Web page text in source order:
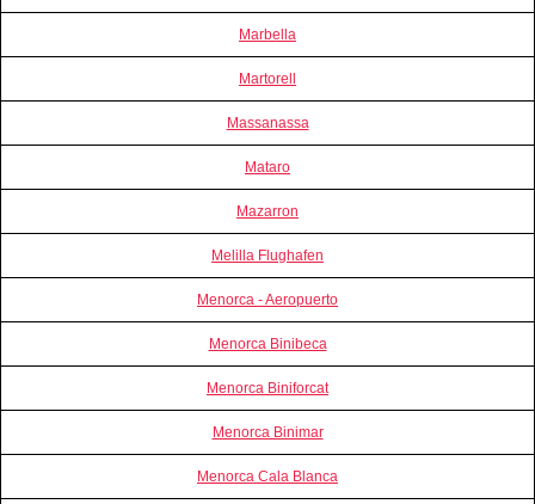
Marbella
Martorell
Massanassa
Mataro
Mazarron
Melilla Flughafen
Menorca - Aeropuerto
Menorca Binibeca
Menorca Biniforcat
Menorca Binimar
Menorca Cala Blanca